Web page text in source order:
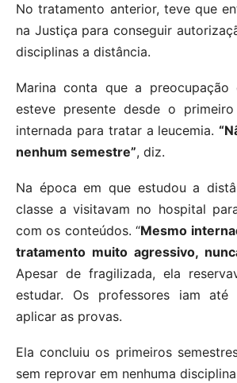
No tratamento anterior, teve que
na Justiça para conseguir
disciplinas a distância.
Marina conta que a
esteve presente desde o
internada para tratar a leucemia.
nenhum semestre”, diz.
Na época em que estudou a
classe a visitavam no hospital
com os conteúdos. “Mesmo
tratamento muito agressivo,
Apesar de fragilizada, ela
estudar. Os professores iam
aplicar as provas.
Ela concluiu os primeiros
sem reprovar em nenhuma